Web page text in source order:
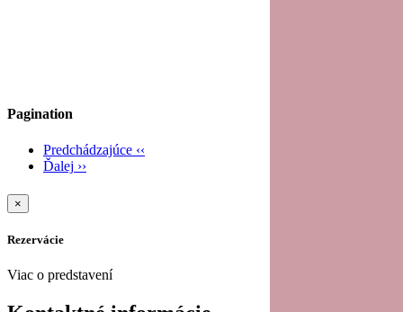
Pagination
Predchádzajúce ‹‹
Ďalej ››
×
Rezervácie
Viac o predstavení